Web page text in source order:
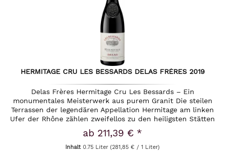
HERMITAGE CRU LES BESSARDS DELAS FRÈRES 2019
Delas Frères Hermitage Cru Les Bessards – Ein
monumentales Meisterwerk aus purem Granit Die steilen
Terrassen der legendären Appellation Hermitage am linken
Ufer der Rhône zählen zweifellos zu den heiligsten Stätten
des weltweiten...
ab 211,39 € *
Inhalt0.75 Liter(281,85 € / 1 Liter)